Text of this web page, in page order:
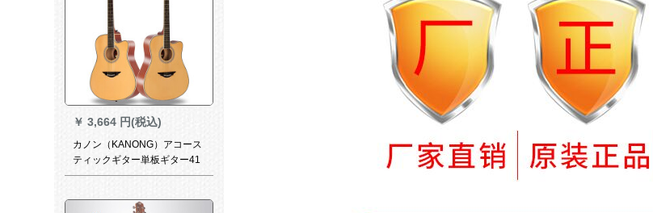
￥ 3,664 円(税込)
カノン（KANONG）アコース
ティックギター単板ギター41
インチギター初心者入門専門